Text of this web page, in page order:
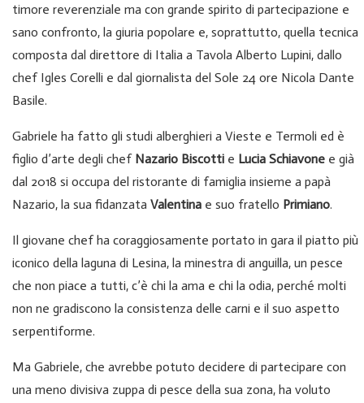
timore reverenziale ma con grande spirito di partecipazione e
sano confronto, la giuria popolare e, soprattutto, quella tecnica
composta dal direttore di Italia a Tavola Alberto Lupini, dallo
chef Igles Corelli e dal giornalista del Sole 24 ore Nicola Dante
Basile.
Gabriele ha fatto gli studi alberghieri a Vieste e Termoli ed è
figlio d’arte degli chef Nazario Biscotti e Lucia Schiavone e già
dal 2018 si occupa del ristorante di famiglia insieme a papà
Nazario, la sua fidanzata Valentina e suo fratello Primiano.
Il giovane chef ha coraggiosamente portato in gara il piatto più
iconico della laguna di Lesina, la minestra di anguilla, un pesce
che non piace a tutti, c’è chi la ama e chi la odia, perché molti
non ne gradiscono la consistenza delle carni e il suo aspetto
serpentiforme.
Ma Gabriele, che avrebbe potuto decidere di partecipare con
una meno divisiva zuppa di pesce della sua zona, ha voluto